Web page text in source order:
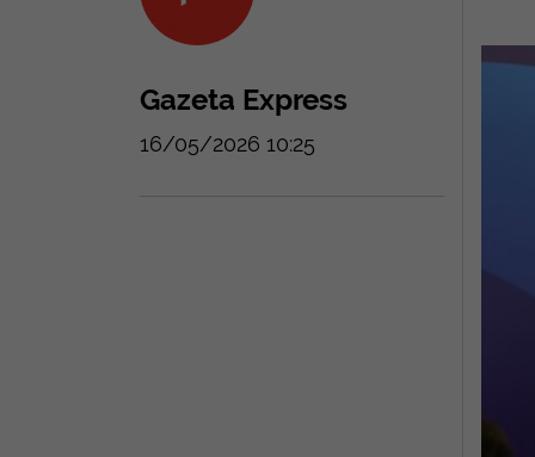
Gazeta Express
16/05/2026 10:25